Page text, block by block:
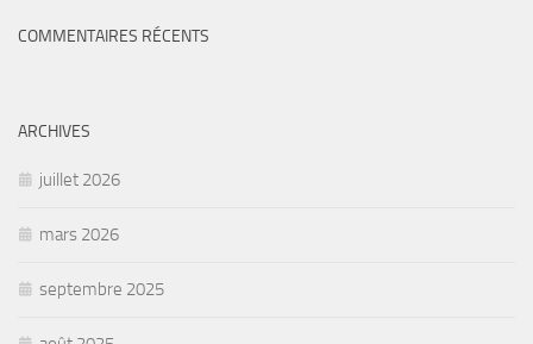
COMMENTAIRES RÉCENTS
ARCHIVES
juillet 2026
mars 2026
septembre 2025